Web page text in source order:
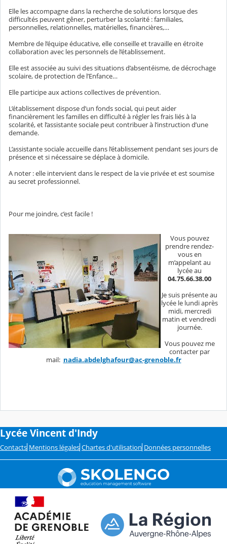
Elle les accompagne dans la recherche de solutions lorsque des
difficultés peuvent gêner, perturber la scolarité : familiales,
personnelles, relationnelles, matérielles, financières,…
Membre de l’équipe éducative, elle conseille et travaille en étroite
collaboration avec les personnels de l’établissement.
Elle est associée au suivi des situations d’absentéisme, de décrochage
scolaire, de protection de l’Enfance…
Elle participe aux actions collectives de prévention.
L’établissement dispose d’un fonds social, qui peut aider
financièrement les familles en difficulté à régler les frais liés à la
scolarité, et l’assistante sociale peut contribuer à l’instruction d’une
demande.
L’assistante sociale accueille dans l’établissement pendant ses jours de
présence et si nécessaire se déplace à domicile.
A noter : elle intervient dans le respect de la vie privée et est soumise
au secret professionnel.
Pour me joindre, c’est facile !
Vous pouvez
prendre rendez-
vous en
m’appelant au
lycée au
04.75.66.38.00
Je suis présente au
lycée le lundi après
midi, mercredi
matin et vendredi
journée.
Vous pouvez me
contacter par
mail: nadia.abdelghafour@ac-grenoble.fr
Lycée Vincent d'Indy
Contacts Mentions légales Chartes d'utilisation Données personnelles